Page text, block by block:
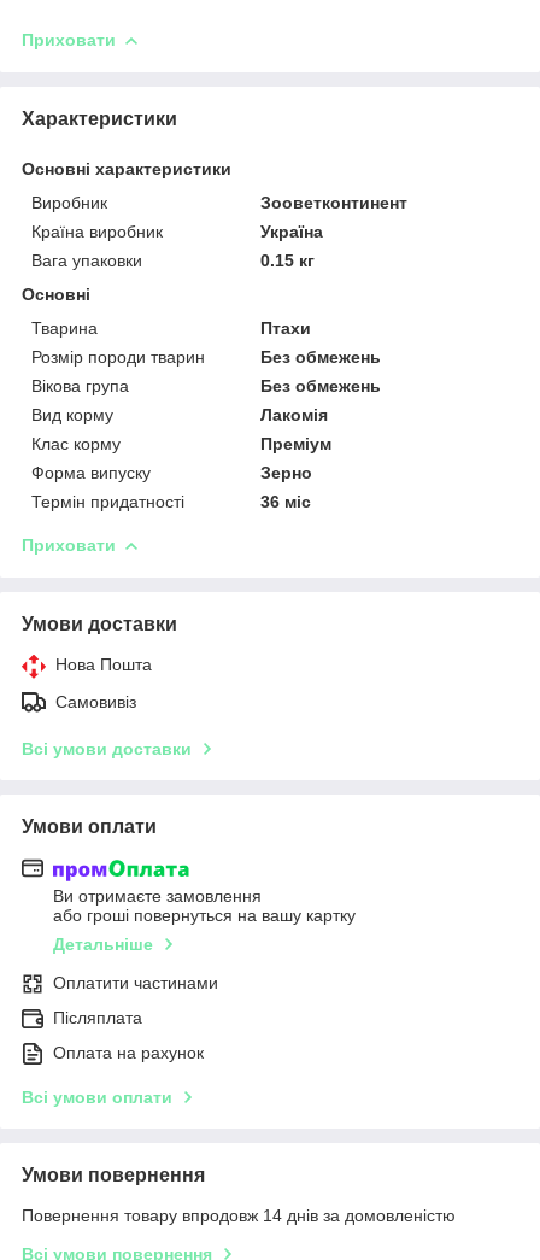
Приховати
Характеристики
Основні характеристики
Виробник
Зооветконтинент
Країна виробник
Україна
Вага упаковки
0.15 кг
Основні
Тварина
Птахи
Розмір породи тварин
Без обмежень
Вікова група
Без обмежень
Вид корму
Лакомія
Клас корму
Преміум
Форма випуску
Зерно
Термін придатності
36 міс
Приховати
Умови доставки
Нова Пошта
Самовивіз
Всі умови доставки
Умови оплати
Ви отримаєте замовлення
або гроші повернуться на вашу картку
Детальніше
Оплатити частинами
Післяплата
Оплата на рахунок
Всі умови оплати
Умови повернення
Повернення товару впродовж 14 днів за домовленістю
Всі умови повернення